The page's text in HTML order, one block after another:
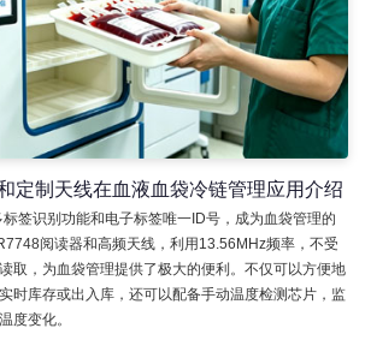
定制天线在血液血袋冷链管理应用介绍
签识别功能和电子标签唯一ID号，成为血袋管理的
阅读器和高频天线，利用13.56MHz频率，不受
取，为血袋管理提供了极大的便利。不仅可以方便地
时库存或出入库，还可以配备手动温度检测芯片，监
度变化。